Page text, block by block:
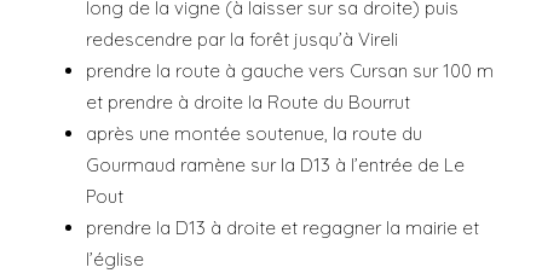
long de la vigne (à laisser sur sa droite) puis
redescendre par la forêt jusqu’à Vireli
prendre la route à gauche vers Cursan sur 100 m
et prendre à droite la Route du Bourrut
après une montée soutenue, la route du
Gourmaud ramène sur la D13 à l’entrée de Le
Pout
prendre la D13 à droite et regagner la mairie et
l’église